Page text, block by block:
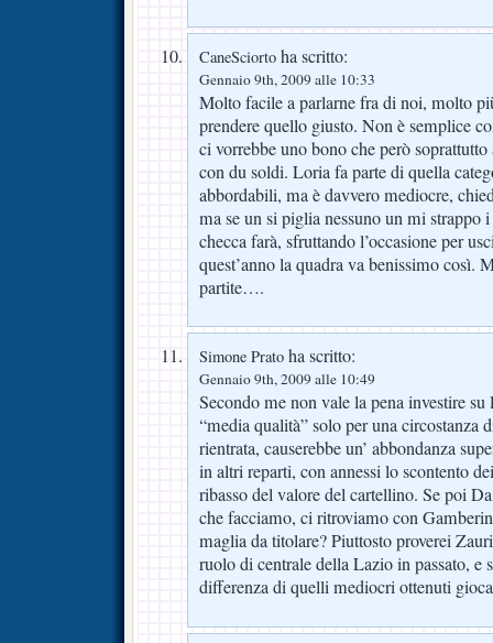
CaneSciorto ha scritto:
Gennaio 9th, 2009 alle 10:33
Molto facile a parlarne fra di noi, molto
prendere quello giusto. Non è semplice
ci vorrebbe uno bono che però
con du soldi. Loria fa parte di quella
abbordabili, ma è davvero mediocre,
ma se un si piglia nessuno un mi strappo
checca farà, sfruttando l’occasione per
quest’anno la quadra va benissimo così.
partite….
Simone Prato ha scritto:
Gennaio 9th, 2009 alle 10:49
Secondo me non vale la pena investire su
“media qualità” solo per una circostanza
rientrata, causerebbe un’ abbondanza
in altri reparti, con annessi lo scontento
ribasso del valore del cartellino. Se poi
che facciamo, ci ritroviamo con
maglia da titolare? Piuttosto proverei
ruolo di centrale della Lazio in passato, e
differenza di quelli mediocri ottenuti